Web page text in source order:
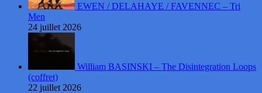
EWEN / DELAHAYE / FAVENNEC – Tri
Men
24 juillet 2026
William BASINSKI – The Disintegration Loops
(coffret)
22 juillet 2026